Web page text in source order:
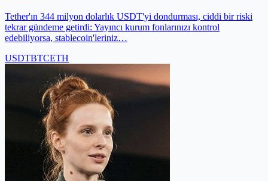
Tether'ın 344 milyon dolarlık USDT'yi dondurması, ciddi bir riski
tekrar gündeme getirdi: Yayıncı kurum fonlarınızı kontrol
edebiliyorsa, stablecoin'leriniz…
USDTBTCETH